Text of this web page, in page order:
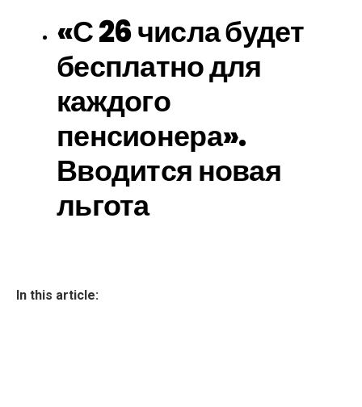
«С 26 числа будет
бесплатно для
каждого
пенсионера».
Вводится новая
льгота
In this article: